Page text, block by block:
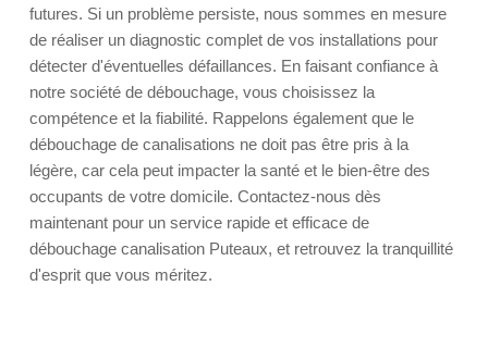
futures. Si un problème persiste, nous sommes en mesure
de réaliser un diagnostic complet de vos installations pour
détecter d'éventuelles défaillances. En faisant confiance à
notre société de débouchage, vous choisissez la
compétence et la fiabilité. Rappelons également que le
débouchage de canalisations ne doit pas être pris à la
légère, car cela peut impacter la santé et le bien-être des
occupants de votre domicile. Contactez-nous dès
maintenant pour un service rapide et efficace de
débouchage canalisation Puteaux, et retrouvez la tranquillité
d'esprit que vous méritez.